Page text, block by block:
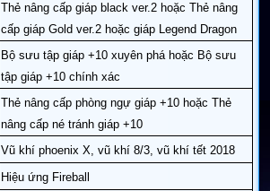
Thẻ nâng cấp giáp black ver.2 hoặc Thẻ nâng
cấp giáp Gold ver.2 hoặc giáp Legend Dragon
Bộ sưu tập giáp +10 xuyên phá hoặc Bộ sưu
tập giáp +10 chính xác
Thẻ nâng cấp phòng ngự giáp +10 hoặc Thẻ
nâng cấp né tránh giáp +10
Vũ khí phoenix X, vũ khí 8/3, vũ khí tết 2018
Hiệu ứng Fireball